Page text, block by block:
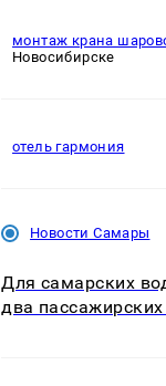
монтаж крана
Новосибирске
отель гармония
Новости Самары
Для самарских
два пассажирских